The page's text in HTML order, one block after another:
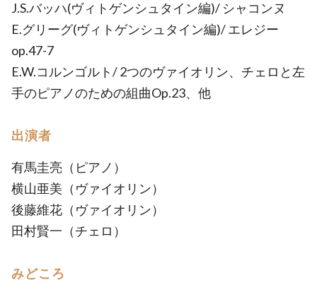
J.S.バッハ(ヴィトゲンシュタイン編)/ シャコンヌ
E.グリーグ(ヴィトゲンシュタイン編)/ エレジー
op.47-7
E.W.コルンゴルト/ 2つのヴァイオリン、チェロと左
手のピアノのための組曲Op.23、他
出演者
有馬圭亮（ピアノ）
横山亜美（ヴァイオリン）
後藤維花（ヴァイオリン）
田村賢一（チェロ）
みどころ